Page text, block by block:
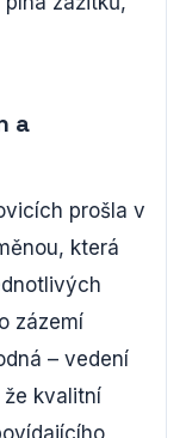
a
prošla v
která
zázemí
– vedení
že kvalitní